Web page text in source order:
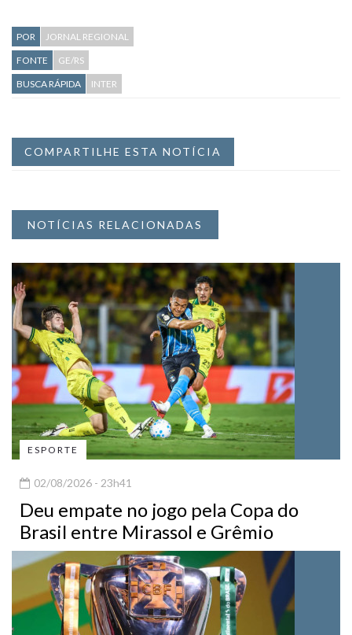
POR
JORNAL REGIONAL
FONTE
GE/RS
BUSCA RÁPIDA
INTER
COMPARTILHE ESTA NOTÍCIA
NOTÍCIAS RELACIONADAS
ESPORTE
02/08/2026 - 23h41
Deu empate no jogo pela Copa do
Brasil entre Mirassol e Grêmio